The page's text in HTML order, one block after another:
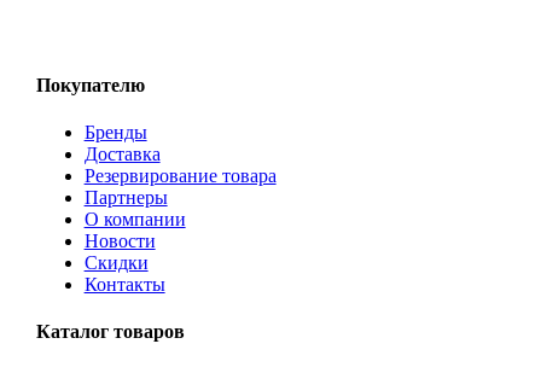
Покупателю
Бренды
Доставка
Резервирование товара
Партнеры
О компании
Новости
Скидки
Контакты
Каталог товаров